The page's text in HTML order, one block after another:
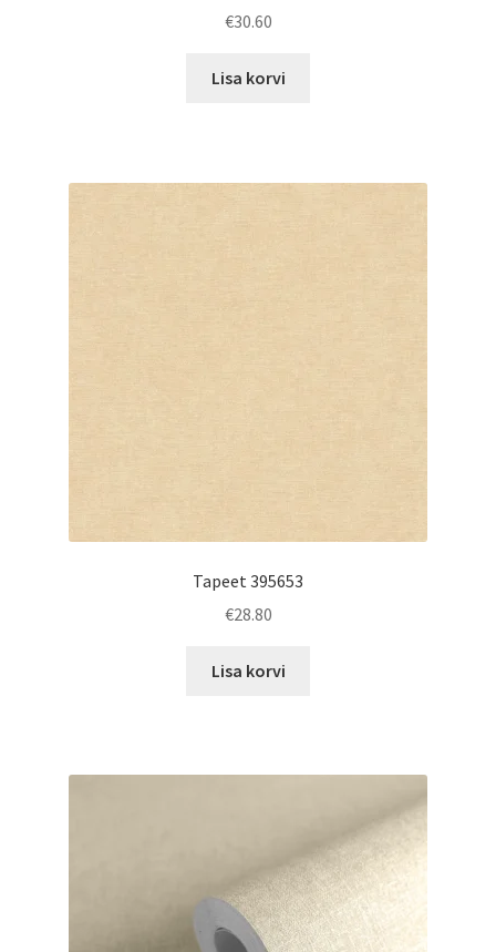
€30.60
Lisa korvi
Tapeet 395653
€28.80
Lisa korvi